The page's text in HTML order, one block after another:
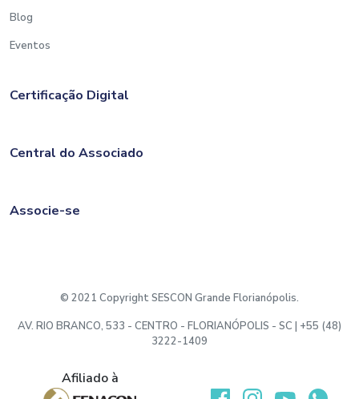
Blog
Eventos
Certificação Digital
Central do Associado
Associe-se
© 2021 Copyright SESCON Grande Florianópolis.
AV. RIO BRANCO, 533 - CENTRO - FLORIANÓPOLIS - SC | +55 (48)
3222-1409
Afiliado à